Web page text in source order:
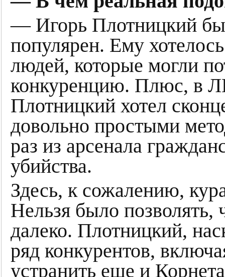
— Игорь Плотницкий
популярен. Ему
людей, которые могли
конкуренцию. Плюс, в
Плотницкий хотел
довольно простыми
раз из арсенала
убийства.
Здесь, к сожалению,
Нельзя было позволять,
далеко. Плотницкий,
ряд конкурентов,
устранить еще и